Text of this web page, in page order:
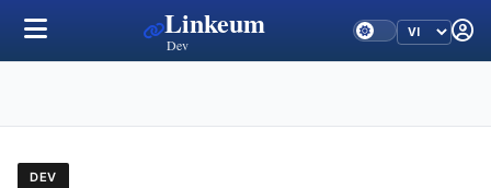
Linkeum
Dev
DEV